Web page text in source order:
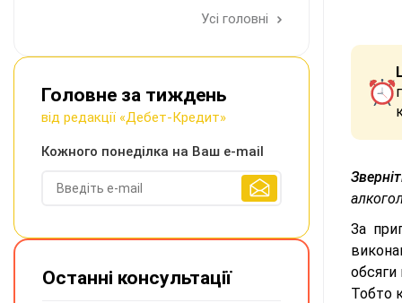
За
обсяги
Тобто
Усі головні
Головне за тиждень
від редакції «Дебет-Кредит»
Кожного понеділка на Ваш e-mail
Останні консультації